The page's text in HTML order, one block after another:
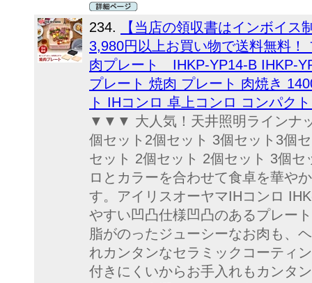
234.
【当店の領収書はインボイ
3,980円以上お買い物で送料無料
肉プレート IHKP-YP14-B IHKP-
プレート 焼肉 プレート 肉焼き
ト IHコンロ 卓上コンロ コンパク
▼▼▼ 大人気！天井照明ラインナ
個セット2個セット 3個セット3個
セット 2個セット 2個セット 3個
ロとカラーを合わせて食卓を華や
す。アイリスオーヤマIHコンロ
やすい凹凸仕様凹凸のあるプレー
脂がのったジューシーなお肉も、
れカンタンなセラミックコーティ
付きにくいからお手入れもカンタ